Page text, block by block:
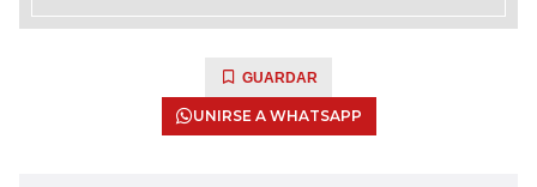
GUARDAR
UNIRSE A WHATSAPP